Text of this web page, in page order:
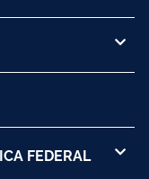
FEDERAL